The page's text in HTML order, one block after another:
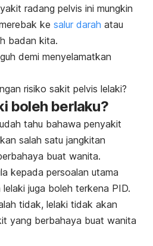
radang pelvis ini mungkin
ke salur darah atau
badan kita.
demi menyelamatkan
risiko sakit pelvis lelaki?
boleh berlaku?
tahu bahawa penyakit
salah satu jangkitan
buat wanita.
kepada persoalan utama
juga boleh terkena PID.
tidak, lelaki tidak akan
yang berbahaya buat wanita